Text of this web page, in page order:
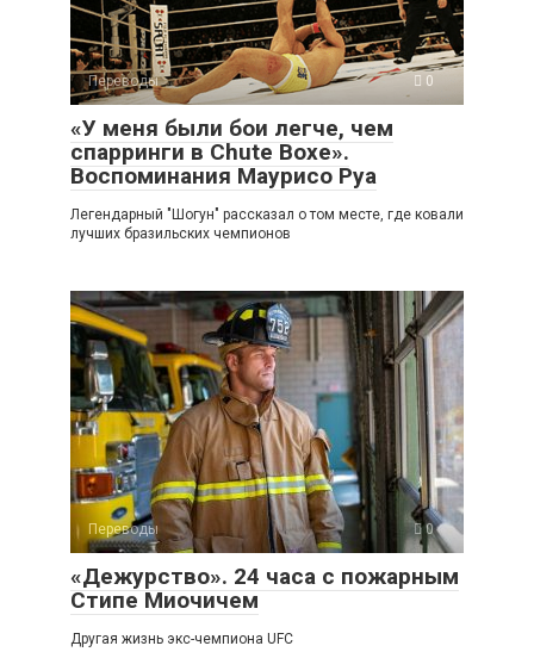
Переводы 0
«У меня были бои легче, чем
спарринги в Chute Boxe».
Воспоминания Маурисо Руа
Легендарный "Шогун" рассказал о том месте, где ковали
лучших бразильских чемпионов
Переводы 0
«Дежурство». 24 часа с пожарным
Стипе Миочичем
Другая жизнь экс-чемпиона UFC